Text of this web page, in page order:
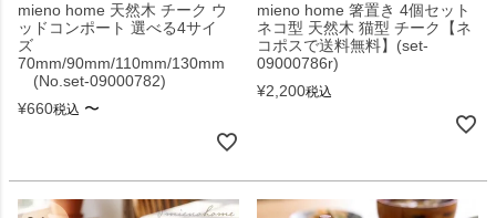
mieno home 天然木 チーク ウ
ッドコンポート 選べる4サイ
ズ
70mm/90mm/110mm/130mm
(No.set-09000782)
¥660税込 〜
mieno home 箸置き 4個セット
ネコ型 天然木 猫型 チーク【ネ
コポスで送料無料】(set-
09000786r)
¥2,200税込